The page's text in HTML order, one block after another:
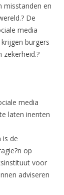
misstanden en
De
media
burgers
zekerheid.?
media
laten inenten
is de
op
voor
adviseren